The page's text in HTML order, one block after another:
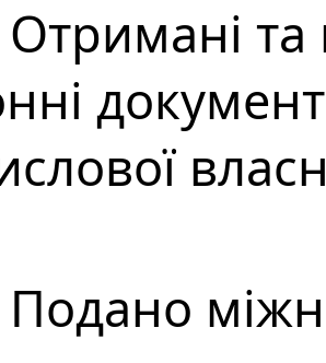
Отримані та
Подано